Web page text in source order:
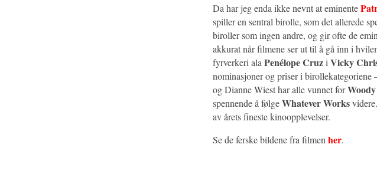
Da har jeg enda ikke nevnt at eminente
spiller en sentral birolle, som det allerede
biroller som ingen andre, og gir ofte de
akkurat når filmene ser ut til å gå inn i
fyrverkeri ala Penélope Cruzi Vicky
nominasjoner og priser i
og Dianne Wiest har alle vunnet for
spennende å følgeWhatever Works
av årets fineste kinoopplevelser.
Se de ferske bildene fra filmen her.